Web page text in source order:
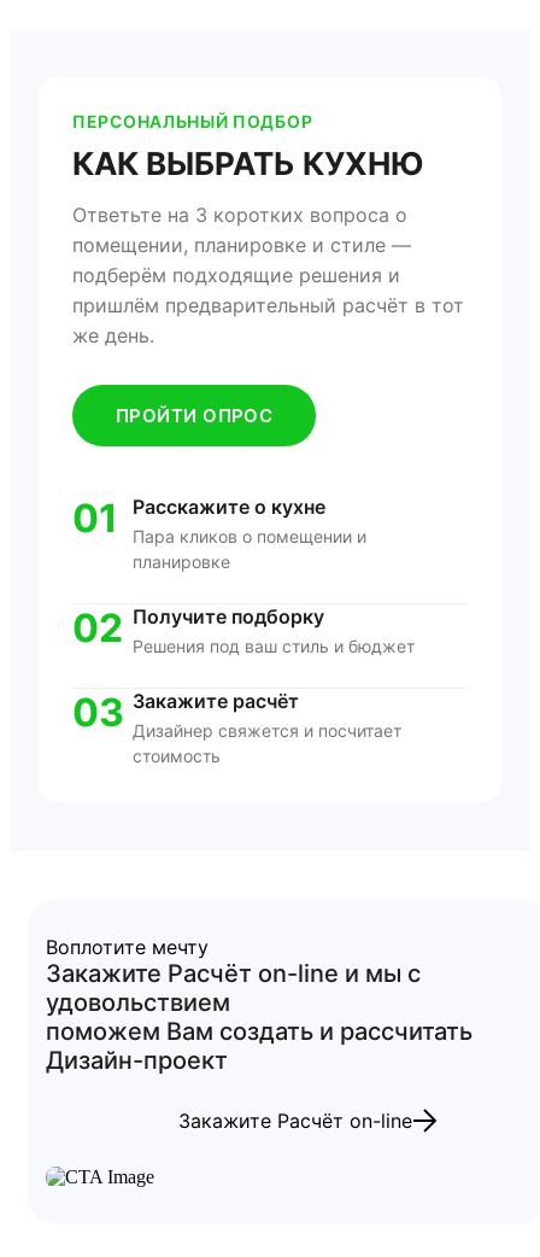
ПЕРСОНАЛЬНЫЙ ПОДБОР
КАК ВЫБРАТЬ КУХНЮ
Ответьте на 3 коротких вопроса о
помещении, планировке и стиле —
подберём подходящие решения и
пришлём предварительный расчёт в тот
же день.
ПРОЙТИ ОПРОС
01 Расскажите о кухне
Пара кликов о помещении и
планировке
02 Получите подборку
Решения под ваш стиль и бюджет
03 Закажите расчёт
Дизайнер свяжется и посчитает
стоимость
Воплотите мечту
Закажите Расчёт on-line и мы с
удовольствием
поможем Вам создать и рассчитать
Дизайн-проект
Закажите Расчёт on-line